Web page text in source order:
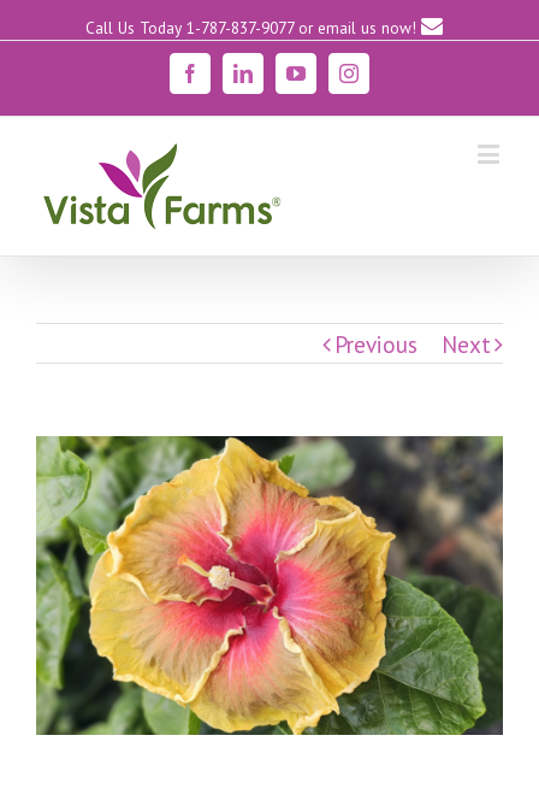
Call Us Today 1-787-837-9077 or email us now!
FacebookLinkedinYouTubeInstagram
Previous Next